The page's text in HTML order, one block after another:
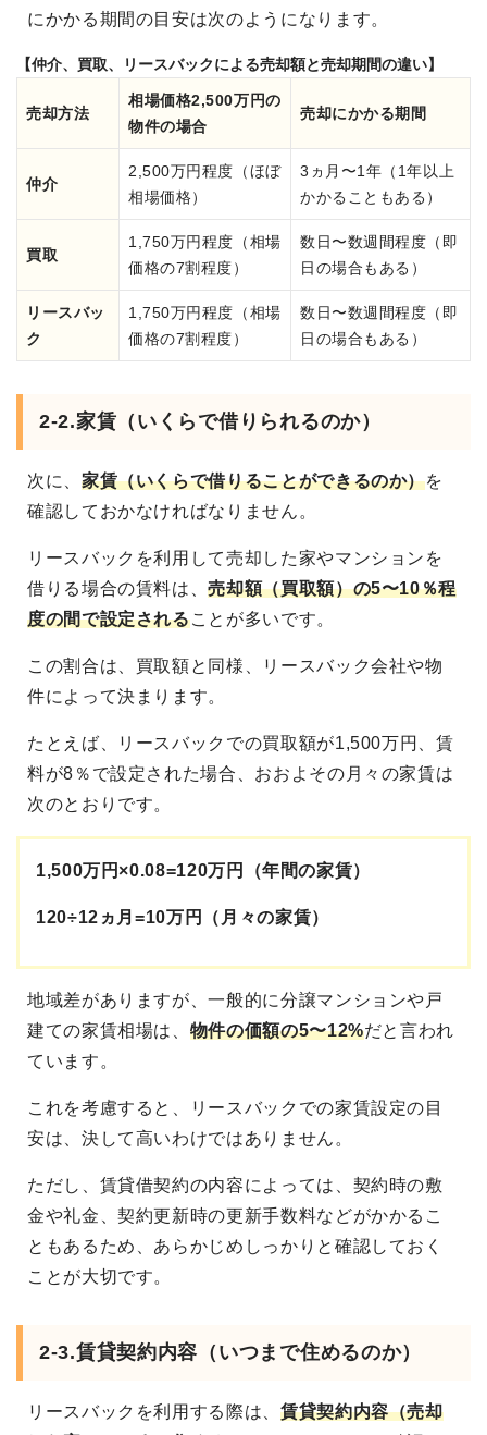
にかかる期間の目安は次のようになります。
【仲介、買取、リースバックによる売却額と売却期間の違い】
売却方法
相場価格2,500万円の
物件の場合
売却にかかる期間
仲介
2,500万円程度（ほぼ
相場価格）
3ヵ月〜1年（1年以上
かかることもある）
買取
1,750万円程度（相場
価格の7割程度）
数日〜数週間程度（即
日の場合もある）
リースバッ
ク
1,750万円程度（相場
価格の7割程度）
数日〜数週間程度（即
日の場合もある）
2-2.家賃（いくらで借りられるのか）
次に、 家賃（いくらで借りることができるのか）を
確認しておかなければなりません。
リースバックを利用して売却した家やマンションを
借りる場合の賃料は、売却額（買取額）の5〜10％程
度の間で設定されることが多いです。
この割合は、買取額と同様、リースバック会社や物
件によって決まります。
たとえば、リースバックでの買取額が1,500万円、賃
料が8％で設定された場合、おおよその月々の家賃は
次のとおりです。
1,500万円×0.08=120万円（年間の家賃）
120÷12ヵ月=10万円（月々の家賃）
地域差がありますが、一般的に分譲マンションや戸
建ての家賃相場は、 物件の価額の5〜12%だと言われ
ています。
これを考慮すると、リースバックでの家賃設定の目
安は、決して高いわけではありません。
ただし、賃貸借契約の内容によっては、契約時の敷
金や礼金、契約更新時の更新手数料などがかかるこ
ともあるため、あらかじめしっかりと確認しておく
ことが大切です。
2-3.賃貸契約内容（いつまで住めるのか）
リースバックを利用する際は、 賃貸契約内容（売却